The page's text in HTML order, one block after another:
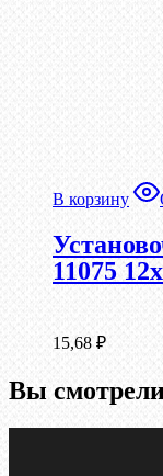
В корзину
11075
15,68 ₽
Вы